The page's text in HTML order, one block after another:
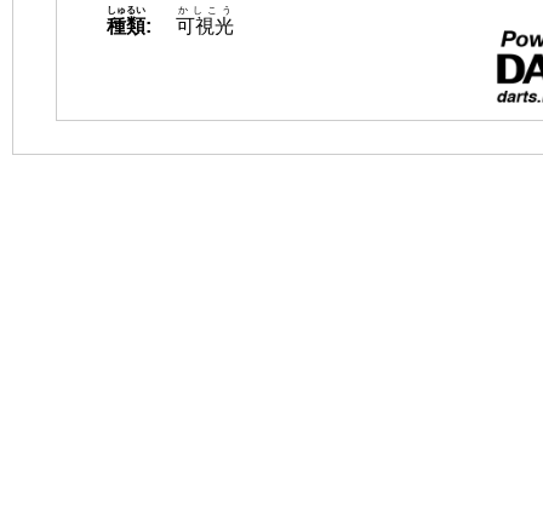
種類
しゅるい
: 可視光
かしこう